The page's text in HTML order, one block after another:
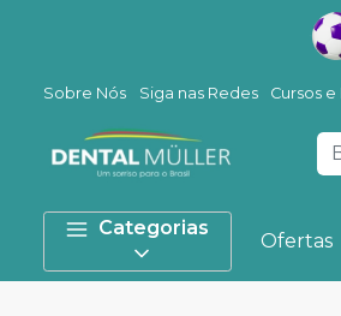
Sobre Nós Siga nas Redes Cursos
Categorias
Ofertas